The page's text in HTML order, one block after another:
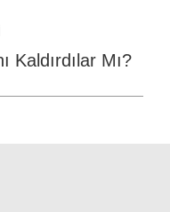
Kaldırdılar Mı?